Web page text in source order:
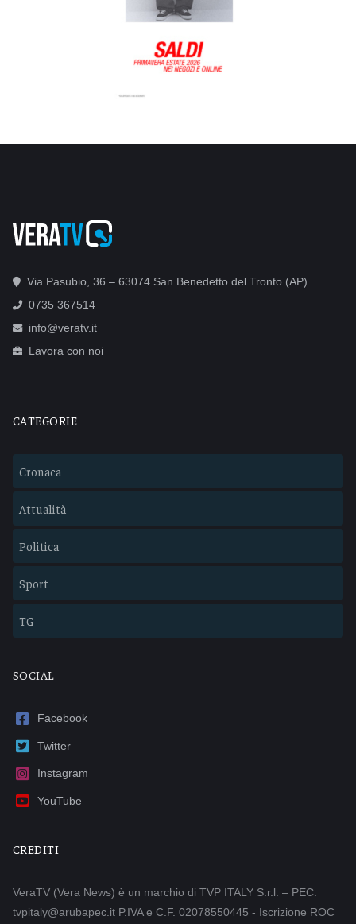
Via Pasubio, 36 – 63074 San Benedetto del Tronto (AP)
0735 367514
info@veratv.it
Lavora con noi
CATEGORIE
Cronaca
Attualità
Politica
Sport
TG
SOCIAL
Facebook
Twitter
Instagram
YouTube
CREDITI
VeraTV (Vera News) è un marchio di TVP ITALY S.r.l. – PEC:
tvpitaly@arubapec.it P.IVA e C.F. 02078550445 - Iscrizione ROC